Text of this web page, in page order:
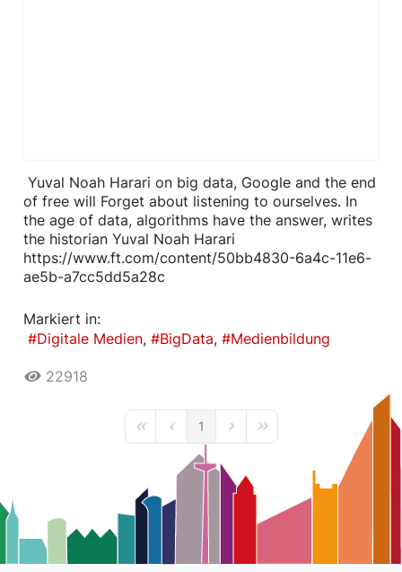
​ Yuval Noah Harari on big data, Google and the end
of free will Forget about listening to ourselves. In
the age of data, algorithms have the answer, writes
the historian Yuval Noah Harari
https://www.ft.com/content/50bb4830-6a4c-11e6-
ae5b-a7cc5dd5a28c
Markiert in:
Digitale Medien
BigData Medienbildung
22918
First PagePrevious Page
1 Next PageLast Page